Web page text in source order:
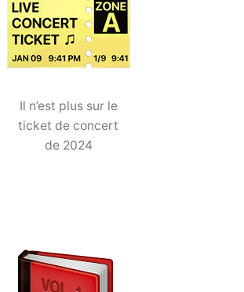
Il n’est plus sur le
ticket de concert
de 2024